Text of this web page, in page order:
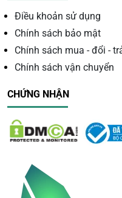
Cách bảo
Lau sạch bằng khăn
Điều khoản sử dụng
Chính sách bảo mật
Chính sách mua - đổi -
Chính sách vận chuyển
CHỨNG NHẬN